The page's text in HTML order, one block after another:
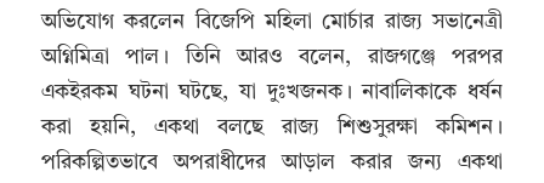
অভিযোগ করলেন বিজেপি মহিলা মোর্চার রাজ্য সভানেত্রী
অগ্নিমিত্রা পাল। তিনি আরও বলেন, রাজগঞ্জে পরপর
একইরকম ঘটনা ঘটছে, যা দুঃখজনক। নাবালিকাকে ধর্ষন
করা হয়নি, একথা বলছে রাজ্য শিশুসুরক্ষা কমিশন।
পরিকল্পিতভাবে অপরাধীদের আড়াল করার জন্য একথা